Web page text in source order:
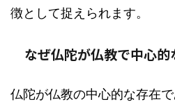
徴として捉えられます。
なぜ仏陀が仏教で中心的
仏陀が仏教の中心的な存在